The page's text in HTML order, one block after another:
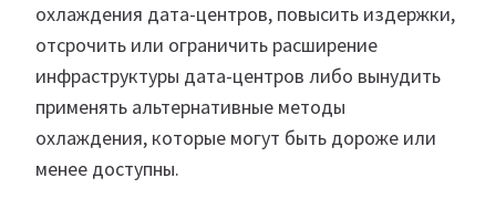
охлаждения дата-центров, повысить издержки,
отсрочить или ограничить расширение
инфраструктуры дата-центров либо вынудить
применять альтернативные методы
охлаждения, которые могут быть дороже или
менее доступны.